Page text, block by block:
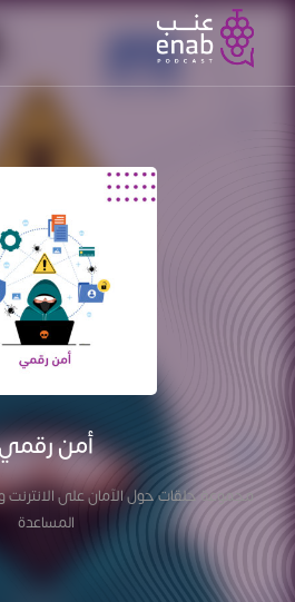
أمن
مجموعة حلقات حول الآمان على الانترنت
المساعدة